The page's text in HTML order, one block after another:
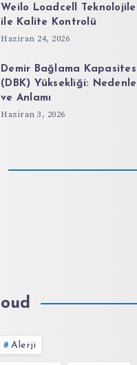
Weilo Loadcell
ile Kalite Kontrolü
Haziran 24, 2026
Demir Bağlama
(DBK) Yüksekliği:
ve Anlamı
Haziran 3, 2026
Alerji